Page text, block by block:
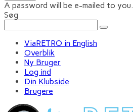
A password will be e-mailed to you.
Søg
ViaRETRO in English
Overblik
Ny Bruger
Log ind
Din Klubside
Brugere